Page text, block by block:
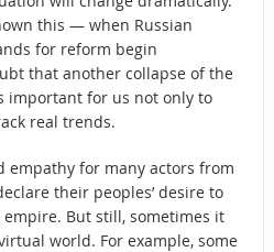
this — when Russian
for reform begin
that another collapse of the
important for us not only to
real trends.
empathy for many actors from
their peoples’ desire to
But still, sometimes it
world. For example, some